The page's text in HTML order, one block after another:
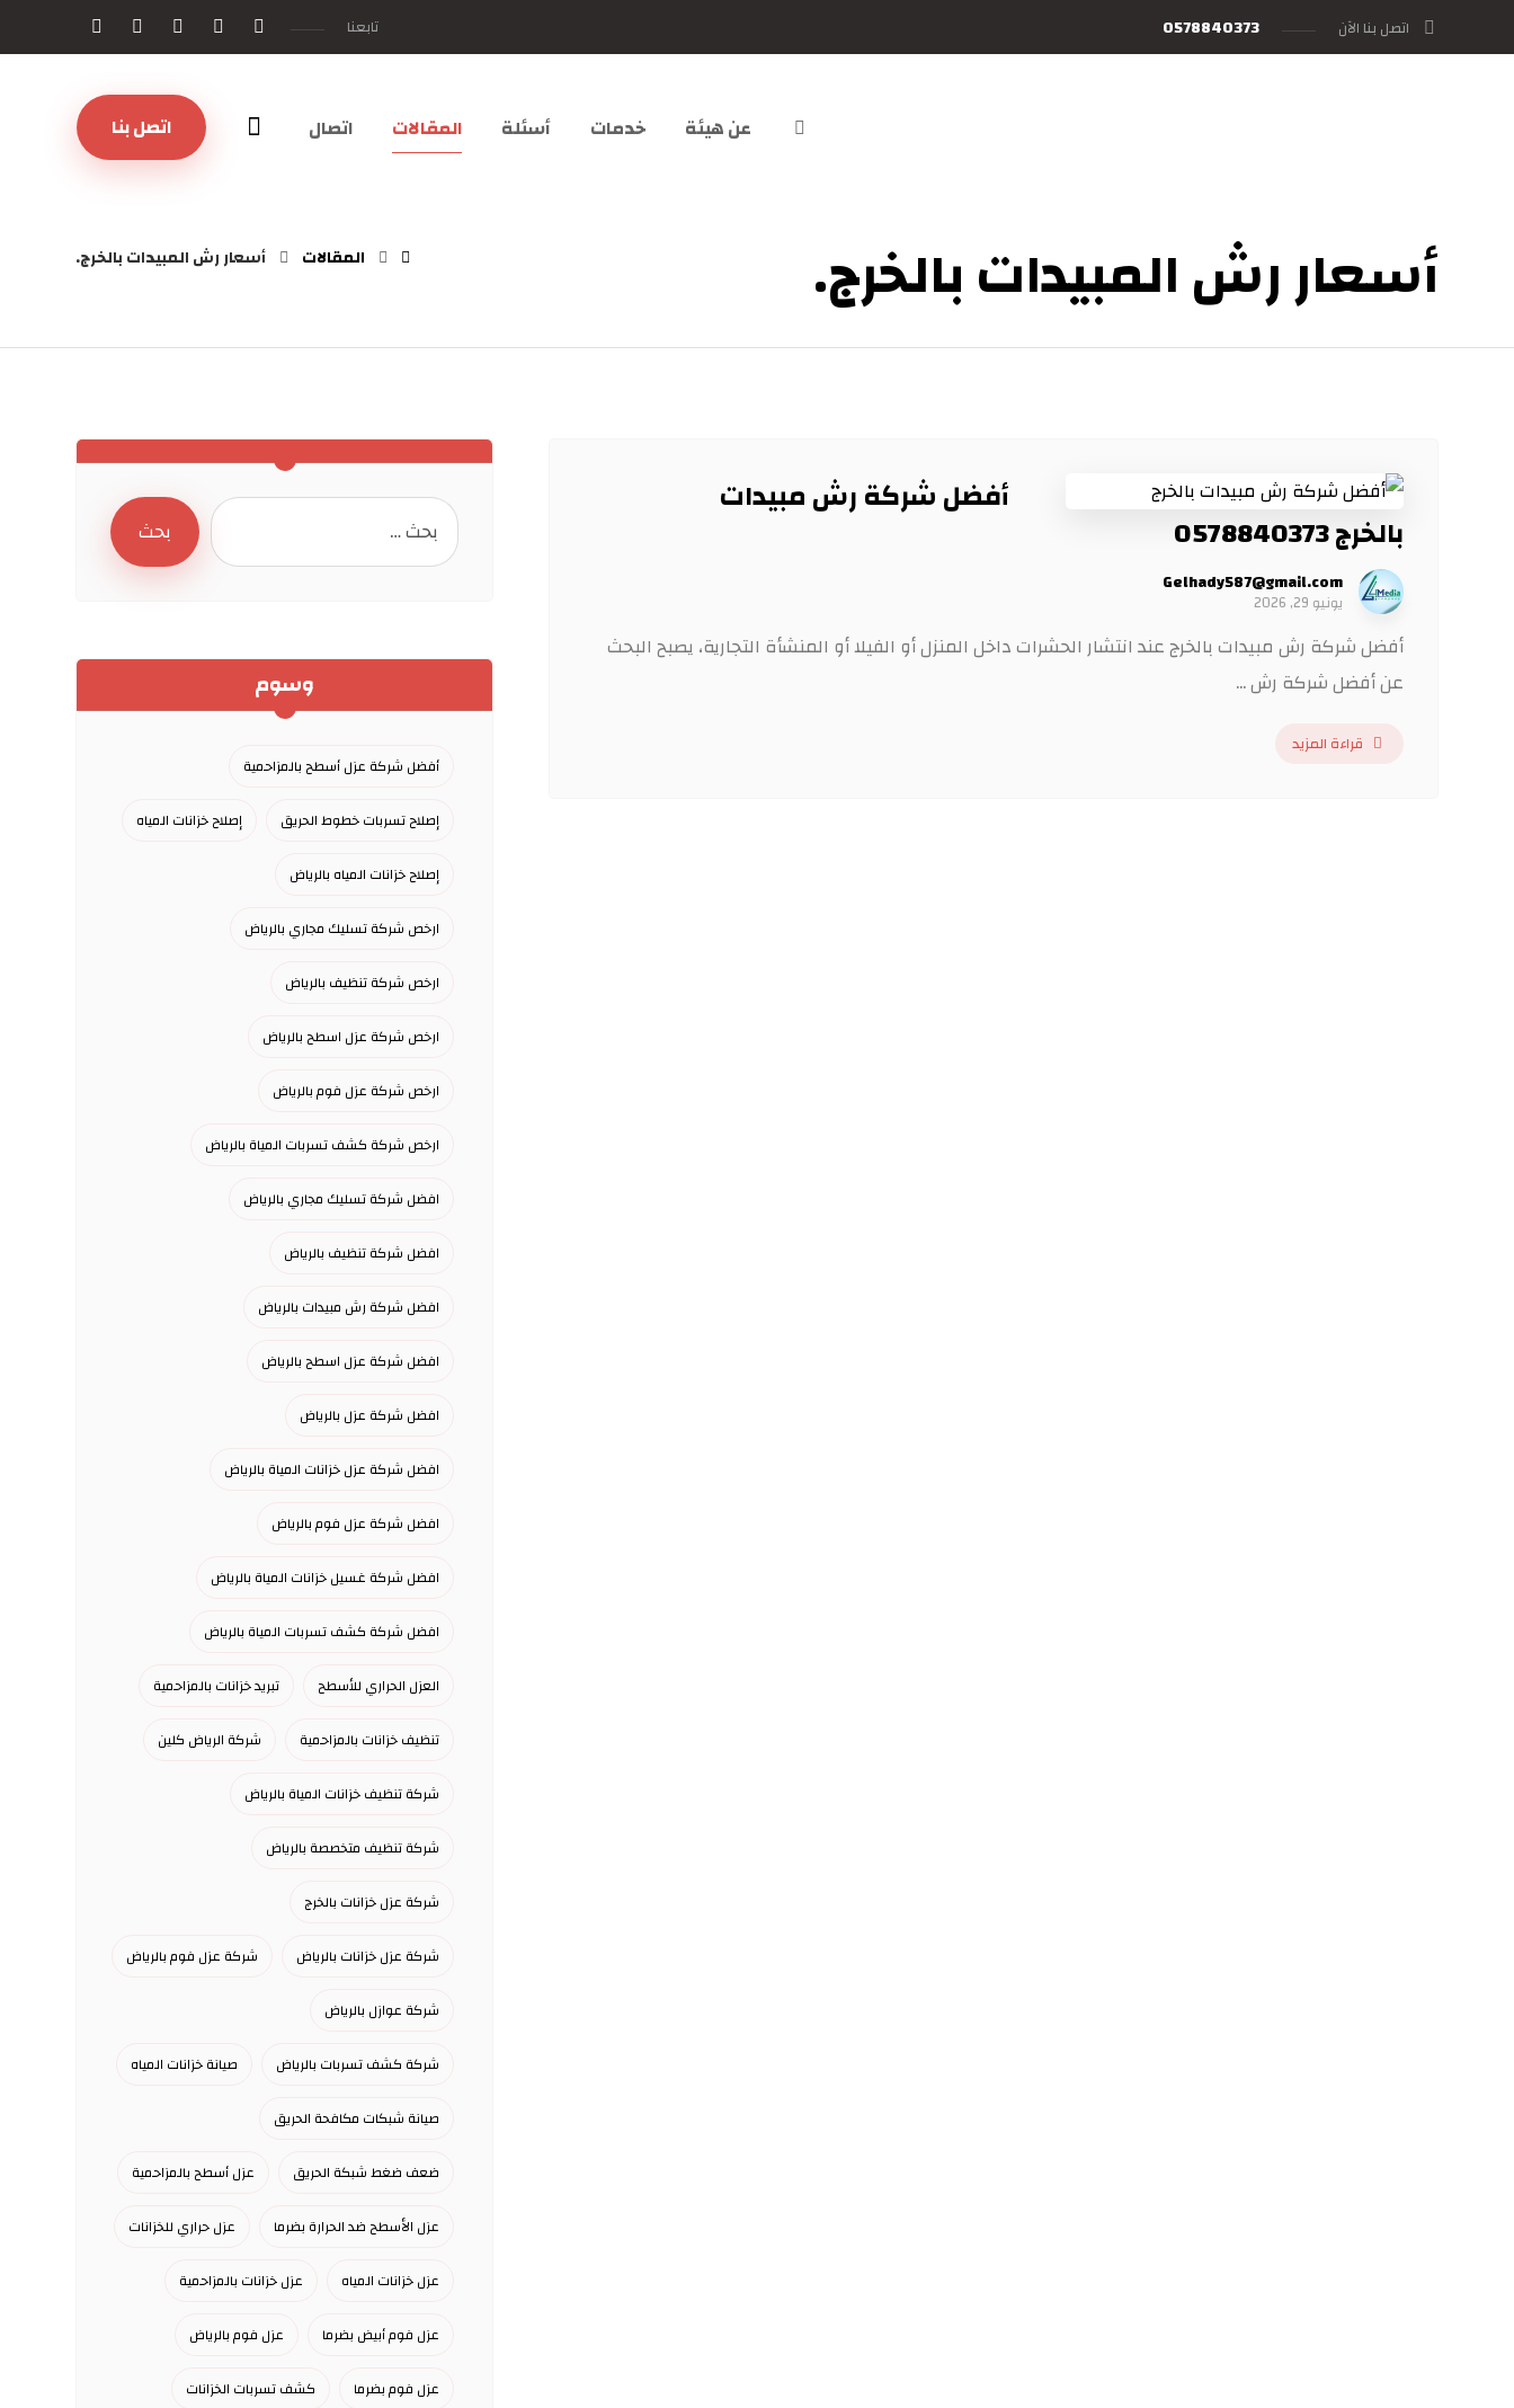
اتصل بنا الآن 0578840373 تابعنا
اتصل بنا عن هيئة خدمات أسئلة المقالات اتصال
أسعار رش المبيدات بالخرج. المقالات أسعار رش المبيدات بالخرج.
أفضل شركة رش مبيدات
بالخرج 0578840373
Gelhady587@gmail.com
يونيو 29, 2026
أفضل شركة رش مبيدات بالخرج عند انتشار الحشرات داخل المنزل أو الفيلا أو المنشأة التجارية، يصبح البحث
عن أفضل شركة رش ...
قراءة المزيد
وسوم
أفضل شركة عزل أسطح بالمزاحمية
إصلاح تسربات خطوط الحريق إصلاح خزانات المياه
إصلاح خزانات المياه بالرياض
ارخص شركة تسليك مجاري بالرياض
ارخص شركة تنظيف بالرياض
ارخص شركة عزل اسطح بالرياض
ارخص شركة عزل فوم بالرياض
ارخص شركة كشف تسربات المياة بالرياض
افضل شركة تسليك مجاري بالرياض
افضل شركة تنظيف بالرياض
افضل شركة رش مبيدات بالرياض
افضل شركة عزل اسطح بالرياض
افضل شركة عزل بالرياض
افضل شركة عزل خزانات المياة بالرياض
افضل شركة عزل فوم بالرياض
افضل شركة غسيل خزانات المياة بالرياض
افضل شركة كشف تسربات المياة بالرياض
العزل الحراري للأسطح تبريد خزانات بالمزاحمية
تنظيف خزانات بالمزاحمية شركة الرياض كلين
شركة تنظيف خزانات المياة بالرياض
شركة تنظيف متخصصة بالرياض
شركة عزل خزانات بالخرج
شركة عزل خزانات بالرياض شركة عزل فوم بالرياض
شركة عوازل بالرياض
شركة كشف تسربات بالرياض صيانة خزانات المياه
صيانة شبكات مكافحة الحريق
ضعف ضغط شبكة الحريق عزل أسطح بالمزاحمية
عزل الأسطح ضد الحرارة بضرما عزل حراري للخزانات
عزل خزانات المياه عزل خزانات بالمزاحمية
عزل فوم أبيض بضرما عزل فوم بالرياض
عزل فوم بضرما كشف تسربات الخزانات